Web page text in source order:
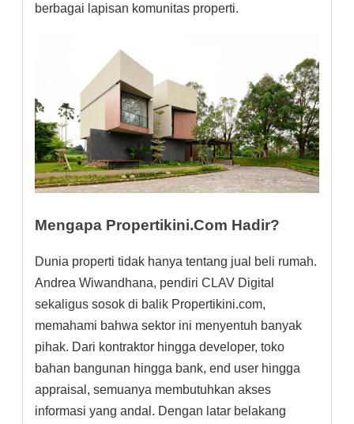
berbagai lapisan komunitas properti.
Mengapa Propertikini.com Hadir?
Dunia properti tidak hanya tentang jual beli rumah.
Andrea Wiwandhana, pendiri CLAV Digital
sekaligus sosok di balik Propertikini.com,
memahami bahwa sektor ini menyentuh banyak
pihak. Dari kontraktor hingga developer, toko
bahan bangunan hingga bank, end user hingga
appraisal, semuanya membutuhkan akses
informasi yang andal. Dengan latar belakang